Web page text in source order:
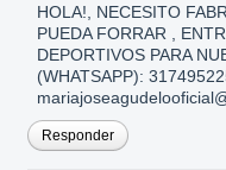
HOLA!, NECESITO
PUEDA FORRAR ,
DEPORTIVOS PARA
(WHATSAPP):
Responder